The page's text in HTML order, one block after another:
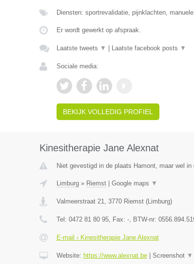
Diensten: sportrevalidatie, pijnklachten,
Er wordt gewerkt op afspraak.
Laatste tweets ▼ Laatste facebook posts ▼
Sociale media:
BEKIJK VOLLEDIG PROFIEL
Kinesitherapie Jane Alexnat
Niet gevestigd in de plaats Hamont, maar wel in
Limburg» Riemst| Google maps ▼
Valmeerstraat 21, 3770 Riemst(Limburg)
Tel: 0472 81 80 95, Fax: -, BTW-nr:
E-mail › Kinesitherapie Jane Alexnat
Website: https://www.alexnat.be| Screenshot ▼